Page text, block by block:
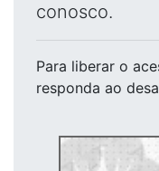
conosco.
Para liberar o
responda ao